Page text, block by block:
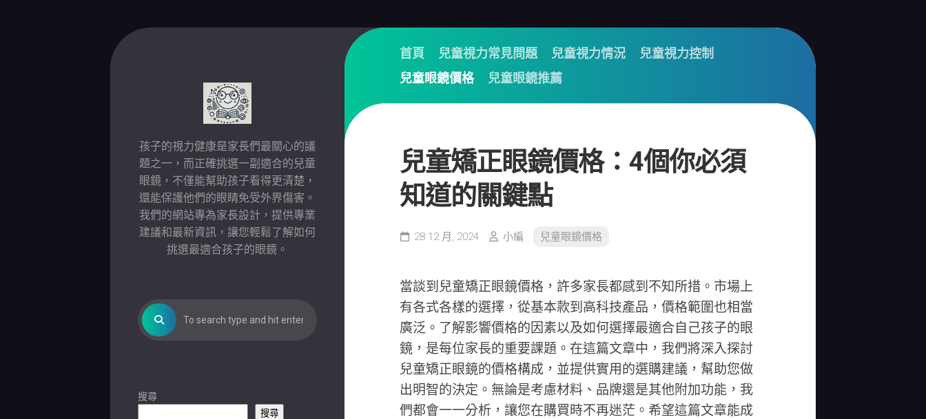
孩子的視力健康是家長們最關心的議
題之一，而正確挑選一副適合的兒童
眼鏡，不僅能幫助孩子看得更清楚，
還能保護他們的眼睛免受外界傷害。
我們的網站專為家長設計，提供專業
建議和最新資訊，讓您輕鬆了解如何
挑選最適合孩子的眼鏡。
搜尋
搜尋
首頁 兒童視力常見問題 兒童視力情況
兒童視力控制
兒童眼鏡價格
兒童眼鏡推薦
兒童矯正眼鏡價格：4個你必須
知道的關鍵點
28 12 月, 2024 小編 兒童眼鏡價格
當談到兒童矯正眼鏡價格，許多家長都感到不知所措。市場上
有各式各樣的選擇，從基本款到高科技產品，價格範圍也相當
廣泛。了解影響價格的因素以及如何選擇最適合自己孩子的眼
鏡，是每位家長的重要課題。在這篇文章中，我們將深入探討
兒童矯正眼鏡的價格構成，並提供實用的選購建議，幫助您做
出明智的決定。無論是考慮材料、品牌還是其他附加功能，我
們都會一一分析，讓您在購買時不再迷茫。希望這篇文章能成